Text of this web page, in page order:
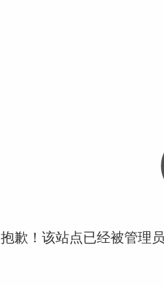
抱歉！该站点已经被管理